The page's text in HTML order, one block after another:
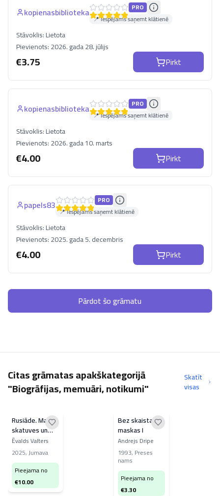
kopienasbiblioteka
PRO
📍 Iespējams saņemt klātienē
Stāvoklis:Lietota
Pievienots:2026. gada 28. jūlijs
€3.75 Pirkt
kopienasbiblioteka
PRO
📍 Iespējams saņemt klātienē
Stāvoklis:Lietota
Pievienots:2026. gada 10. marts
€4.00 Pirkt
papels83
PRO
📍 Iespējams saņemt klātienē
Stāvoklis:Lietota
Pievienots:2025. gada 5. decembris
€4.00 Pirkt
Pārdot šo grāmatu
Citas grāmatas apakškategorijā
"Biogrāfijas, memuāri, notikumi"
Skatīt
visas
Rusiāde. Manas
skatuves un
kara gaitas
Ēvalds Valters
2025,Jumava
Pieejama no
€10.00
Bez skaistas
maskas I
Andrejs Dripe
1993, Preses
nams
Pieejama no
€3.30